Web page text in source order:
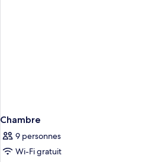
Chambre
9 personnes
Wi-Fi gratuit